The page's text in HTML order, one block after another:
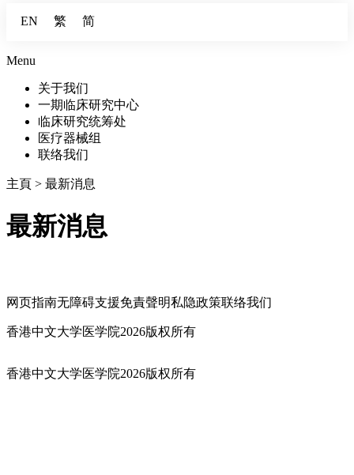
EN 繁 简
Menu
关于我们
一期临床研究中心
临床研究统筹处
医疗器械组
联络我们
主頁 > 最新消息
最新消息
网页指南无障碍支援免責聲明私隐政策联络我们
香港中文大学医学院2026版权所有
香港中文大学医学院2026版权所有